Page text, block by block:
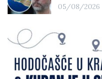
05/08/2026